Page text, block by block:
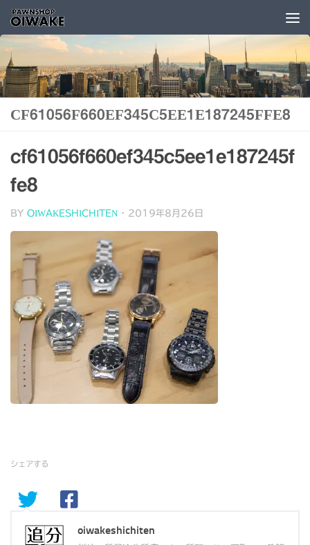
コンテンツへスキップ
CF61056F660EF345C5EE1E187245FFE8
cf61056f660ef345c5ee1e187245f
fe8
BY OIWAKESHICHITEN · 2019年8月26日
シェアする
oiwakeshichiten